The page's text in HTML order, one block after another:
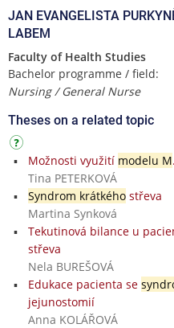
JAN EVANGELISTA
LABEM
Faculty of Health Studies
Bachelor programme / field:
Nursing / General Nurse
Theses on a related topic
Možnosti využití modelu M
Tina PETERKOVÁ
Syndrom krátkéhostřeva
Martina Synková
Tekutinová bilance u
střeva
Nela BUREŠOVÁ
Edukace pacienta se
jejunostomií
Anna KOLÁŘOVÁ